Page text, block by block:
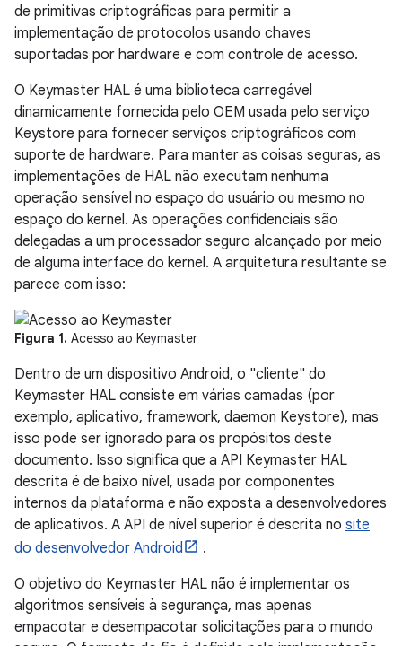
de primitivas criptográficas para permitir a
implementação de protocolos usando chaves
suportadas por hardware e com controle de acesso.
O Keymaster HAL é uma biblioteca carregável
dinamicamente fornecida pelo OEM usada pelo serviço
Keystore para fornecer serviços criptográficos com
suporte de hardware. Para manter as coisas seguras, as
implementações de HAL não executam nenhuma
operação sensível no espaço do usuário ou mesmo no
espaço do kernel. As operações confidenciais são
delegadas a um processador seguro alcançado por meio
de alguma interface do kernel. A arquitetura resultante se
parece com isso:
Figura 1. Acesso ao Keymaster
Dentro de um dispositivo Android, o "cliente" do
Keymaster HAL consiste em várias camadas (por
exemplo, aplicativo, framework, daemon Keystore), mas
isso pode ser ignorado para os propósitos deste
documento. Isso significa que a API Keymaster HAL
descrita é de baixo nível, usada por componentes
internos da plataforma e não exposta a desenvolvedores
de aplicativos. A API de nível superior é descrita no site
do desenvolvedor Android
.
O objetivo do Keymaster HAL não é implementar os
algoritmos sensíveis à segurança, mas apenas
empacotar e desempacotar solicitações para o mundo